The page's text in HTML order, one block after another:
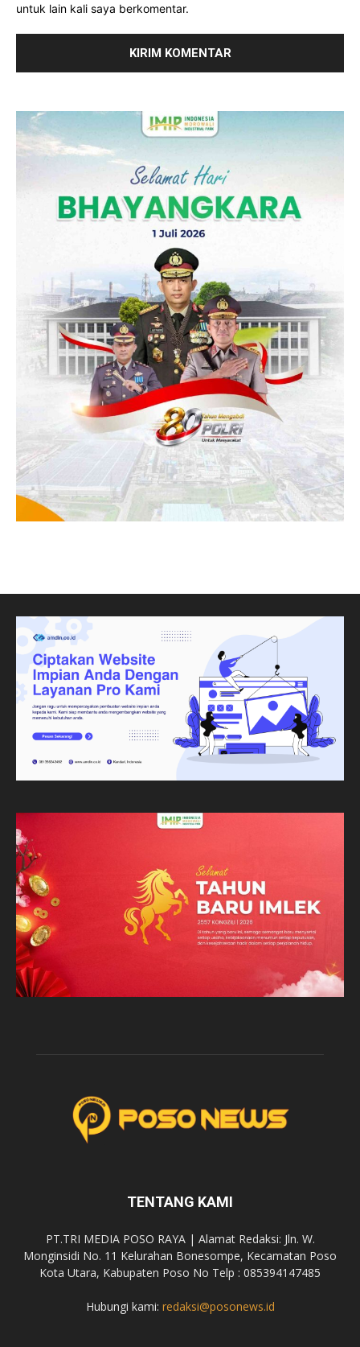
untuk lain kali saya berkomentar.
TENTANG KAMI
PT.TRI MEDIA POSO RAYA | Alamat Redaksi: Jln. W.
Monginsidi No. 11 Kelurahan Bonesompe, Kecamatan Poso
Kota Utara, Kabupaten Poso No Telp : 085394147485
Hubungi kami: redaksi@posonews.id